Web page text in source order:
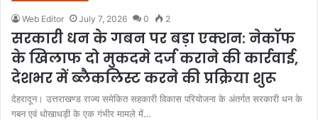
Web Editor July 7, 2026 0 2
सरकारी धन के गबन पर बड़ा एक्शन: नेकॉफ
के खिलाफ दो मुकदमे दर्ज कराने की कार्रवाई,
देशभर में ब्लैकलिस्ट करने की प्रक्रिया शुरू
देहरादून। उत्तराखण्ड राज्य समेकित सहकारी विकास परियोजना के अंतर्गत सरकारी धन के
गबन एवं धोखाधड़ी के एक गंभीर मामले में…